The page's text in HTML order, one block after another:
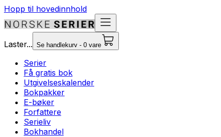
Hopp til hovedinnhold
Laster... Se handlekurv - 0 vare
Serier
Få gratis bok
Utgivelseskalender
Bokpakker
E-bøker
Forfattere
Serieliv
Bokhandel